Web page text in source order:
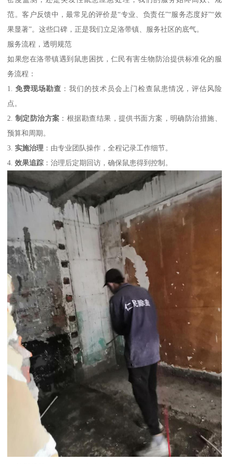
范。客户反馈中，最常见的评价是“专业、负责任”“服务态度好”“效
果显著”。这些口碑，正是我们立足洛带镇、服务社区的底气。
服务流程，透明规范
如果您在洛带镇遇到鼠患困扰，仁民有害生物防治提供标准化的服
务流程：
1.免费现场勘查 ：我们的技术员会上门检查鼠患情况，评估风险
点。
2. 制定防治方案 ：根据勘查结果，提供书面方案，明确防治措施、
预算和周期。
3.实施治理 ：由专业团队操作，全程记录工作细节。
4.效果追踪 ：治理后定期回访，确保鼠患得到控制。